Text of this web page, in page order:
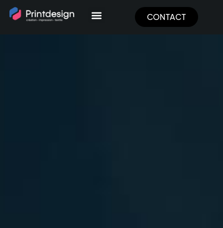
CONTACT
Panneau de gestion des cookies